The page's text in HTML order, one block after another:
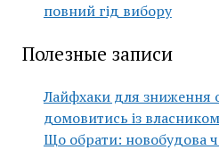
повний гід вибору
Полезные записи
Лайфхаки для зниження
домовитись із власником
Що обрати: новобудова